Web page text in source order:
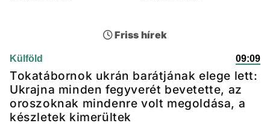
Friss hírek
Külföld 09:09
Tokatábornok ukrán barátjának elege lett:
Ukrajna minden fegyverét bevetette, az
oroszoknak mindenre volt megoldása, a
készletek kimerültek